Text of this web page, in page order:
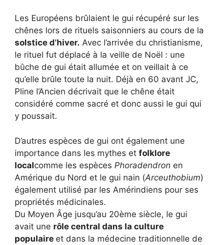
Les Européens brûlaient le gui récupéré sur les
chênes lors de rituels saisonniers au cours de la
solstice d’hiver. Avec l’arrivée du christianisme,
le rituel fut déplacé à la veille de Noël : une
bûche de gui était allumée et on veillait à ce
qu’elle brûle toute la nuit. Déjà en 60 avant JC,
Pline l’Ancien décrivait que le chêne était
considéré comme sacré et donc aussi le gui qui
y poussait.
D’autres espèces de gui ont également une
importance dans les mythes et folklore
localcomme les espèces Phoradendron en
Amérique du Nord et le gui nain (Arceuthobium)
également utilisé par les Amérindiens pour ses
propriétés médicinales.
Du Moyen Âge jusqu’au 20ème siècle, le gui
avait une rôle central dans la culture
populaire et dans la médecine traditionnelle de